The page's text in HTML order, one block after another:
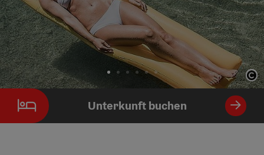
Element 1 von 6
Unterkunft buchen